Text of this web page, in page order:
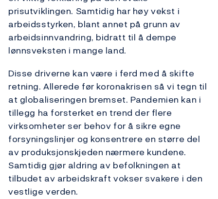
prisutviklingen. Samtidig har høy vekst i
arbeidsstyrken, blant annet på grunn av
arbeidsinnvandring, bidratt til å dempe
lønnsveksten i mange land.
Disse driverne kan være i ferd med å skifte
retning. Allerede før koronakrisen så vi tegn til
at globaliseringen bremset. Pandemien kan i
tillegg ha forsterket en trend der flere
virksomheter ser behov for å sikre egne
forsyningslinjer og konsentrere en større del
av produksjonskjeden nærmere kundene.
Samtidig gjør aldring av befolkningen at
tilbudet av arbeidskraft vokser svakere i den
vestlige verden.